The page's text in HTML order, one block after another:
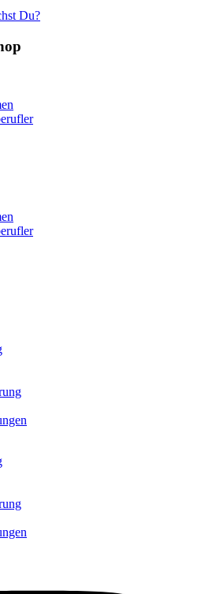
Du?